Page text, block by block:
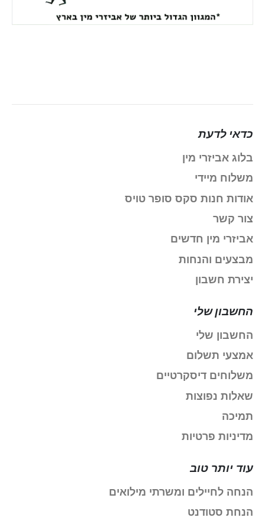
כדאי לדעת
בלוג אביזרי מין
משלוח מיידי
אודות חנות סקס סופר טויס
צור קשר
אביזרי מין חדשים
מבצעים והנחות
יצירת חשבון
החשבון שלי
החשבון שלי
אמצעי תשלום
משלוחים דיסקרטיים
שאלות נפוצות
תמיכה
מדיניות פרטיות
עוד יותר טוב
הנחה לחיילים ומשרתי מילואים
הנחת סטודנט